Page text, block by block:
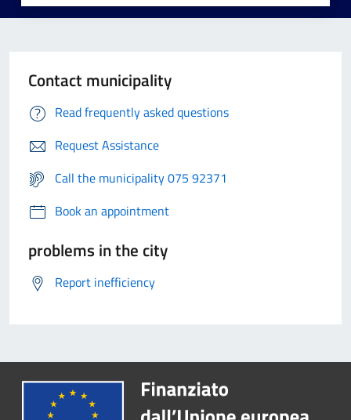
Contact municipality
Read frequently asked questions
Request Assistance
Call the municipality 075 92371
Book an appointment
problems in the city
Report inefficiency